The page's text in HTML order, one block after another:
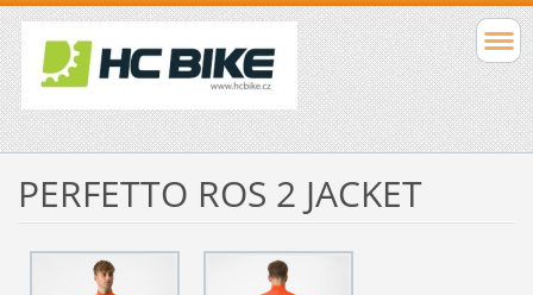
PERFETTO ROS 2 JACKET